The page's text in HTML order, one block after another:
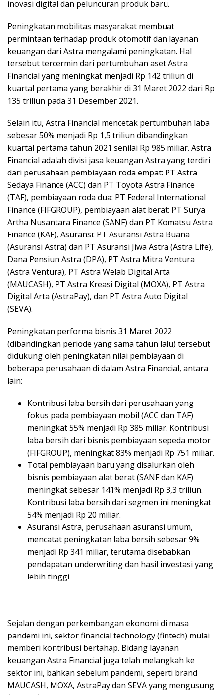
inovasi digital dan peluncuran produk baru.
Peningkatan mobilitas masyarakat membuat
permintaan terhadap produk otomotif dan layanan
keuangan dari Astra mengalami peningkatan. Hal
tersebut tercermin dari pertumbuhan aset Astra
Financial yang meningkat menjadi Rp 142 triliun di
kuartal pertama yang berakhir di 31 Maret 2022 dari Rp
135 triliun pada 31 Desember 2021.
Selain itu, Astra Financial mencetak pertumbuhan laba
sebesar 50% menjadi Rp 1,5 triliun dibandingkan
kuartal pertama tahun 2021 senilai Rp 985 miliar. Astra
Financial adalah divisi jasa keuangan Astra yang terdiri
dari perusahaan pembiayaan roda empat: PT Astra
Sedaya Finance (ACC) dan PT Toyota Astra Finance
(TAF), pembiayaan roda dua: PT Federal International
Finance (FIFGROUP), pembiayaan alat berat: PT Surya
Artha Nusantara Finance (SANF) dan PT Komatsu Astra
Finance (KAF), Asuransi: PT Asuransi Astra Buana
(Asuransi Astra) dan PT Asuransi Jiwa Astra (Astra Life),
Dana Pensiun Astra (DPA), PT Astra Mitra Ventura
(Astra Ventura), PT Astra Welab Digital Arta
(MAUCASH), PT Astra Kreasi Digital (MOXA), PT Astra
Digital Arta (AstraPay), dan PT Astra Auto Digital
(SEVA).
Peningkatan performa bisnis 31 Maret 2022
(dibandingkan periode yang sama tahun lalu) tersebut
didukung oleh peningkatan nilai pembiayaan di
beberapa perusahaan di dalam Astra Financial, antara
lain:
Kontribusi laba bersih dari perusahaan yang
fokus pada pembiayaan mobil (ACC dan TAF)
meningkat 55% menjadi Rp 385 miliar. Kontribusi
laba bersih dari bisnis pembiayaan sepeda motor
(FIFGROUP), meningkat 83% menjadi Rp 751 miliar.
Total pembiayaan baru yang disalurkan oleh
bisnis pembiayaan alat berat (SANF dan KAF)
meningkat sebesar 141% menjadi Rp 3,3 triliun.
Kontribusi laba bersih dari segmen ini meningkat
54% menjadi Rp 20 miliar.
Asuransi Astra, perusahaan asuransi umum,
mencatat peningkatan laba bersih sebesar 9%
menjadi Rp 341 miliar, terutama disebabkan
pendapatan underwriting dan hasil investasi yang
lebih tinggi.
Sejalan dengan perkembangan ekonomi di masa
pandemi ini, sektor financial technology (fintech) mulai
memberi kontribusi bertahap. Bidang layanan
keuangan Astra Financial juga telah melangkah ke
sektor ini, bahkan sebelum pandemi, seperti brand
MAUCASH, MOXA, AstraPay dan SEVA yang mengusung